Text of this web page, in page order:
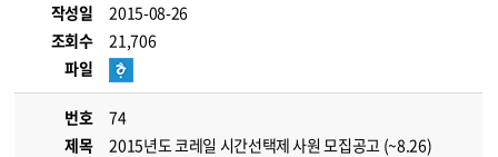
작성일
2015-08-26
조회수
21,706
파일
번호
74
제목
2015년도 코레일 시간선택제 사원 모집공고 (~8.26)